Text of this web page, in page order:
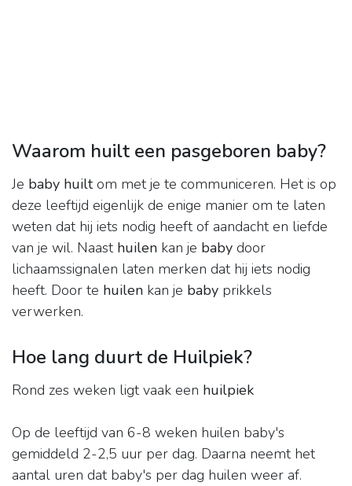
Waarom huilt een pasgeboren baby?
Je baby huiltom met je te communiceren. Het is op
deze leeftijd eigenlijk de enige manier om te laten
weten dat hij iets nodig heeft of aandacht en liefde
van je wil. Naast huilen kan je baby door
lichaamssignalen laten merken dat hij iets nodig
heeft. Door te huilen kan je baby prikkels
verwerken.
Hoe lang duurt de Huilpiek?
Rond zes weken ligt vaak een huilpiek
Op de leeftijd van 6-8 weken huilen baby's
gemiddeld 2-2,5 uur per dag. Daarna neemt het
aantal uren dat baby's per dag huilen weer af.